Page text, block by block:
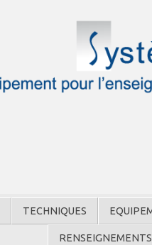
TECHNIQUES
RENSEIGNEMENTS